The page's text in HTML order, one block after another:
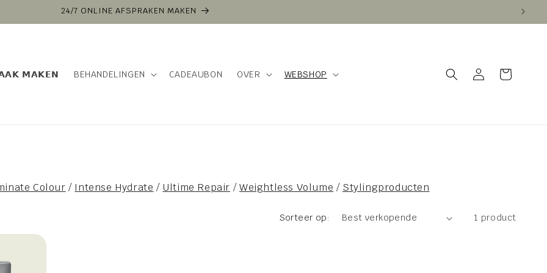
VOOR 16:00 BESTELD VANDAAG VERZONDEN
𝗠𝗔𝗞𝗘𝗡 BEHANDELINGEN CADEAUBON OVER WEBSHOP Inloggen
Winkelwagen
Colour / Intense Hydrate / Ultime Repair /Weightless Volume / Stylingproducten
Sorteer op: 1 product